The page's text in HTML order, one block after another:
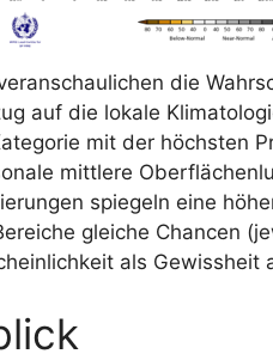
die
auf die lokale
mit der höchsten
mittlere
spiegeln eine
gleiche Chancen
als Gewissheit